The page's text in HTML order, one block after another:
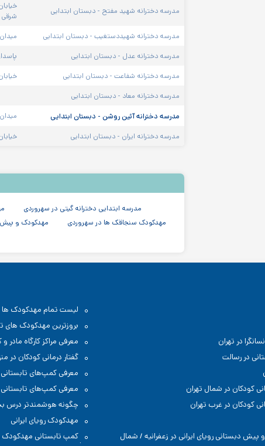
مدرسه دخترانه شهید مفتح - دبستان ابتدایی
شرقی
مدرسه دخترانه شهیددستغیب - دبستان ابتدایی
مدرسه دخترانه عدل - دبستان ابتدایی
مدرسه دخترانه شفاعت - دبستان ابتدایی
مدرسه دخترانه معاد - دبستان ابتدایی
مدرسه دخترانه آئین روشن - دبستان ابتدایی
مدرسه دخترانه ایران - دبستان ابتدایی خیابان
مدرسه ابتدایی دخترانه گیتی در سهروردی
مهدکودک سنجاقک ها در سهروردی
مهدکودک و پیش
لیست تمام مهدکودک ها
بروزترین مهدکودک های
در تهران
معرفی مراکز کارگاه مادر
در رسالت
گفتار درمانی کودکان در
معرفی کمپ‌های تابستانی
کودکان در شمال تهران
معرفی کمپ‌های
کودکان در غرب تهران
چگونه هوشمندتر درس
مهدکودک رویای ایرانی
دبستانی رویای ایرانی در زعفرانیه / شمال
کمپ تابستانی مهدکودک